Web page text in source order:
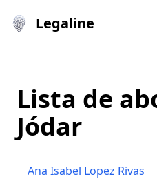
Legaline
Lista de
Jódar
Ana Isabel Lopez Rivas